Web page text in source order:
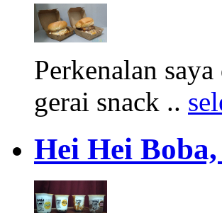
Perkenalan
gerai snack ..
Hei Hei